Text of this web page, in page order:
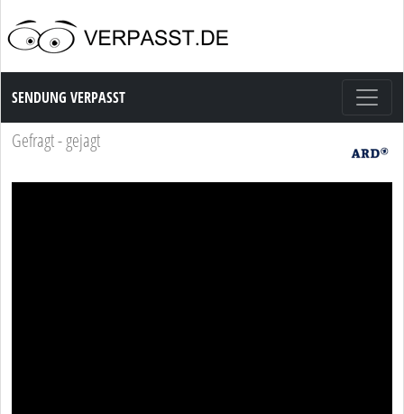
Sendung Verpasst
SENDUNG VERPASST
Gefragt - gejagt